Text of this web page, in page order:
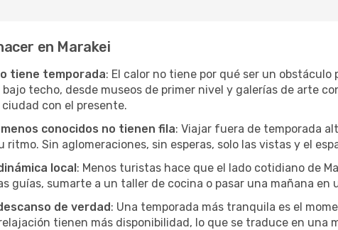
en Marakei
tiene temporada: El calor no tiene por qué ser un
bajo techo, desde museos de primer nivel y galerías de arte
ciudad con el presente.
conocidos no tienen fila: Viajar fuera de temporada
Sin aglomeraciones, sin esperas, solo las vistas y el
local: Menos turistas hace que el lado cotidiano de
guías, sumarte a un taller de cocina o pasar una mañana
de verdad: Una temporada más tranquila es el
tienen más disponibilidad, lo que se traduce en una